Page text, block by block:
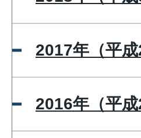
2017年（平
2016年（平